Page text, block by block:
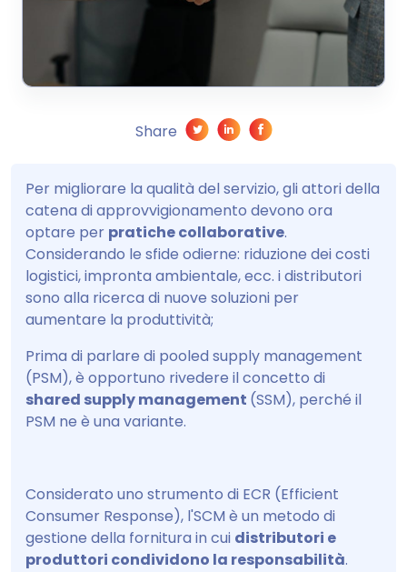
Share
Per migliorare la qualità del servizio, gli attori della
catena di approvvigionamento devono ora
optare per pratiche collaborative.
Considerando le sfide odierne: riduzione dei costi
logistici, impronta ambientale, ecc. i distributori
sono alla ricerca di nuove soluzioni per
aumentare la produttività;
Prima di parlare di pooled supply management
(PSM), è opportuno rivedere il concetto di
shared supply management (SSM), perché il
PSM ne è una variante.
Considerato uno strumento di ECR (Efficient
Consumer Response), l'SCM è un metodo di
gestione della fornitura in cui distributori e
produttori condividono la responsabilità.